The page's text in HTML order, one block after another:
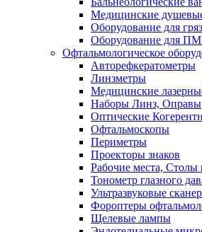
Медицинские
Оборудование для
Оборудование для
Офтальмологическое
Авторефкератометры
Линзметры
Медицинские
Наборы Линз, Оправы
Оптические
Офтальмоскопы
Периметры
Проекторы знаков
Рабочие места,
Тонометр глазного
Ультразвуковые
Фороптеры
Щелевые лампы